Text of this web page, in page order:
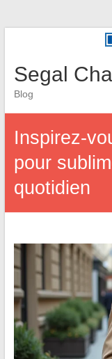
Segal
Blog
Inspirez-
pour
quotidien